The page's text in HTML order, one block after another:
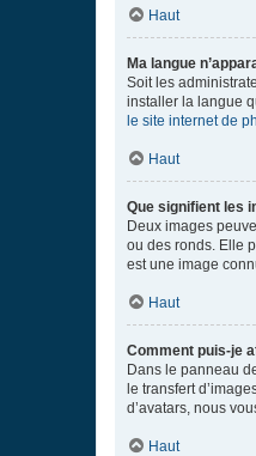
Haut
Ma langue
Soit les
installer la langue
le site internet de
Haut
Que signifient les
Deux images
ou des ronds. Elle
est une image
Haut
Comment puis-je
Dans le panneau
le transfert
d’avatars, nous
Haut